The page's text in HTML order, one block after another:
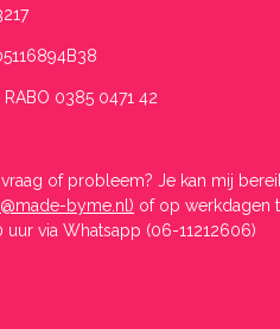
RABO 0385 0471 42
of probleem? Je kan mij
byme.nl) of op werkdagen
uur via Whatsapp (06-11212606)